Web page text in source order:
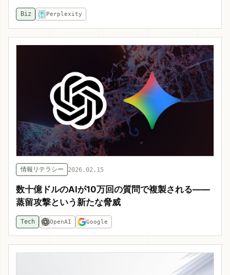
Biz Perplexity
情報リテラシー 2026.02.15
数十億ドルのAIが10万回の質問で複製される——
蒸留攻撃という新たな脅威
Tech OpenAI Google